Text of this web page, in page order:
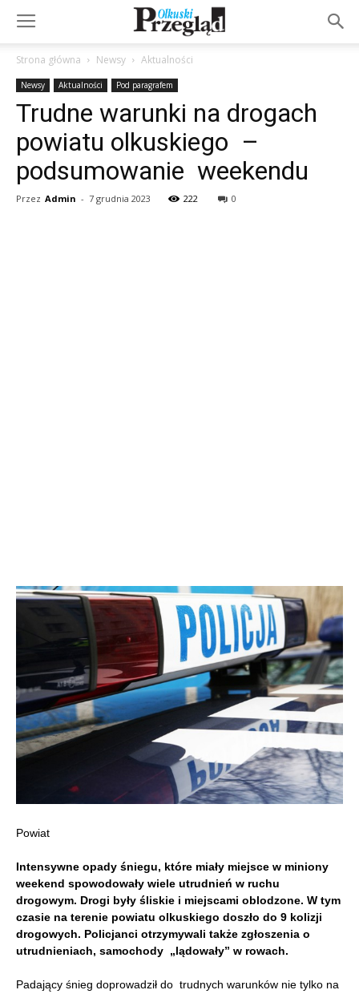
Strona główna Newsy Aktualności
Newsy Aktualności Pod paragrafem
Trudne warunki na drogach
powiatu olkuskiego –
podsumowanie weekendu
Przez Admin - 7 grudnia 2023 222 0
Powiat
Intensywne opady śniegu, które miały miejsce w miniony
weekend spowodowały wiele utrudnień w ruchu
drogowym. Drogi były śliskie i miejscami oblodzone. W tym
czasie na terenie powiatu olkuskiego doszło do 9 kolizji
drogowych. Policjanci otrzymywali także zgłoszenia o
utrudnieniach, samochody „lądowały” w rowach.
Padający śnieg doprowadził do trudnych warunków nie tylko na